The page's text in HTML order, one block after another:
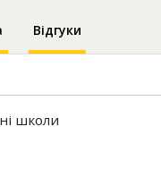
Відгуки
школи